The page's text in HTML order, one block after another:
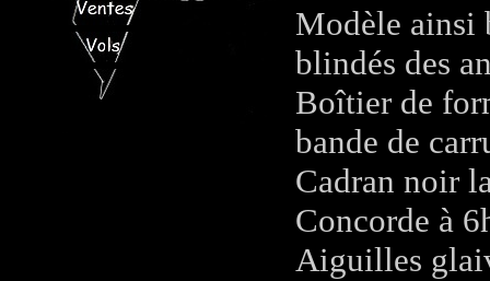
Modèle ainsi
blindés des
Boîtier de
bande de
Cadran noir
Concorde à
Aiguilles